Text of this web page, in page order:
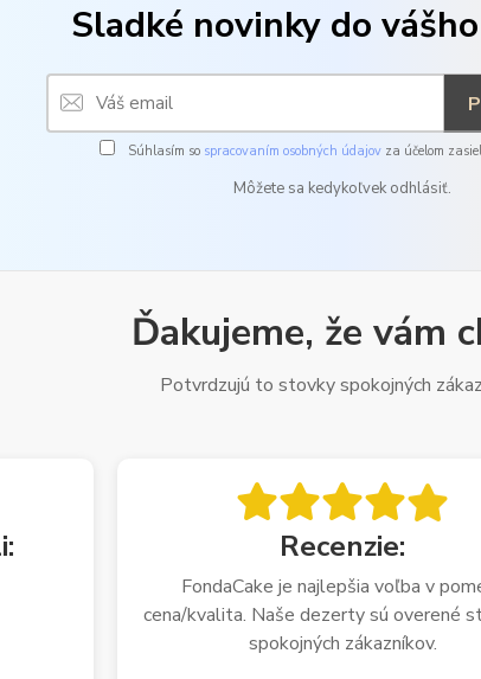
Sladké novinky do
Súhlasím so spracovaním osobných údajovza účelom
Môžete sa kedykoľvek odhlásiť.
Ďakujeme, že vám
Potvrdzujú to stovky spokojných
Recenzie:
FondaCake je najlepšia voľba v
cena/kvalita. Naše dezerty sú overené
spokojných zákazníkov.